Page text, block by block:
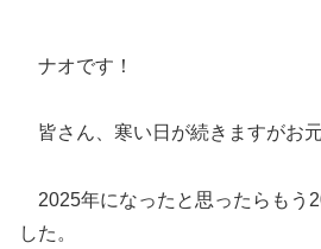
ナオです！
皆さん、寒い日が続きますがお
2025年になったと思ったらもう
した。